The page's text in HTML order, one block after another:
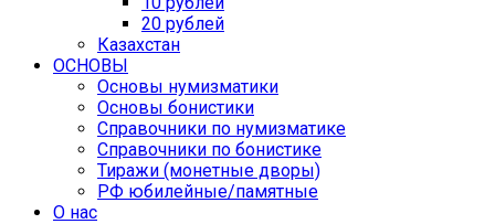
20 рублей
Казахстан
ОСНОВЫ
Основы нумизматики
Основы бонистики
Справочники по нумизматике
Справочники по бонистике
Тиражи (монетные дворы)
РФ юбилейные/памятные
О нас